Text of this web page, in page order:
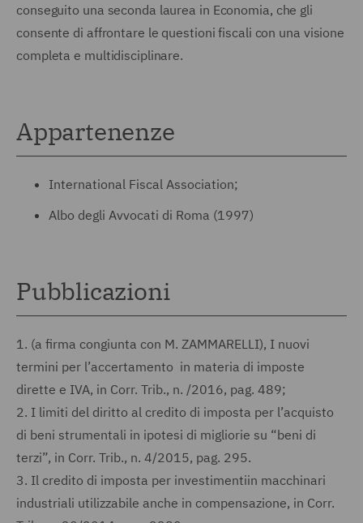
conseguito una seconda laurea in Economia, che gli
consente di affrontare le questioni fiscali con una visione
completa e multidisciplinare.
Appartenenze
International Fiscal Association;
Albo degli Avvocati di Roma (1997)
Pubblicazioni
1. (a firma congiunta con M. ZAMMARELLI), I nuovi
termini per l’accertamento in materia di imposte
dirette e IVA, in Corr. Trib., n. /2016, pag. 489;
2. I limiti del diritto al credito di imposta per l’acquisto
di beni strumentali in ipotesi di migliorie su “beni di
terzi”, in Corr. Trib., n. 4/2015, pag. 295.
3. Il credito di imposta per investimentiin macchinari
industriali utilizzabile anche in compensazione, in Corr.